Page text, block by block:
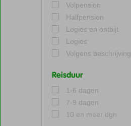
Volpension
Halfpension
Logies en ontbijt
Logies
Volgens beschrijving
Reisduur
1-6 dagen
7-9 dagen
10 en meer dgn